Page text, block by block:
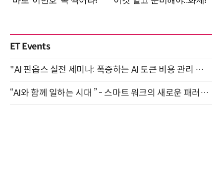
ET Events
"AI 핀옵스 실전 세미나: 폭증하는 AI 토큰 비용 관리 전략" 8월 21일 개최
“AI와 함께 일하는 시대 ” - 스마트 워크의 새로운 패러다임 (9/11)